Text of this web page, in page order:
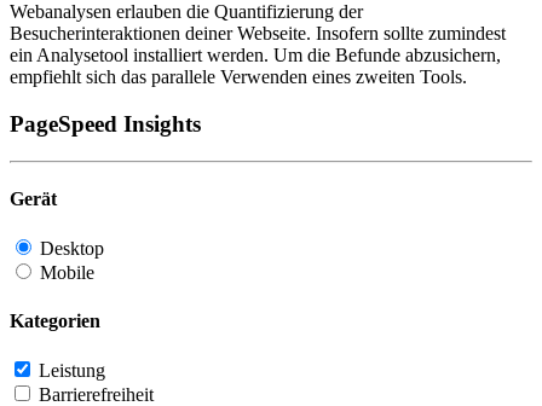
Webanalysen erlauben die Quantifizierung der
Besucherinteraktionen deiner Webseite. Insofern sollte zumindest
ein Analysetool installiert werden. Um die Befunde abzusichern,
empfiehlt sich das parallele Verwenden eines zweiten Tools.
PageSpeed Insights
Gerät
Desktop
Mobile
Kategorien
Leistung
Barrierefreiheit